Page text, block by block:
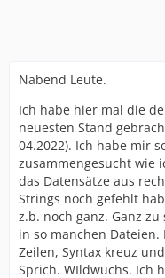
Nabend Leute.
Ich habe hier mal die
neuesten Stand
04.2022). Ich habe mir
zusammengesucht wie
das Datensätze aus
Strings noch gefehlt
z.b. noch ganz. Ganz
in so manchen
Zeilen, Syntax kreuz
Sprich. WIldwuchs. Ich